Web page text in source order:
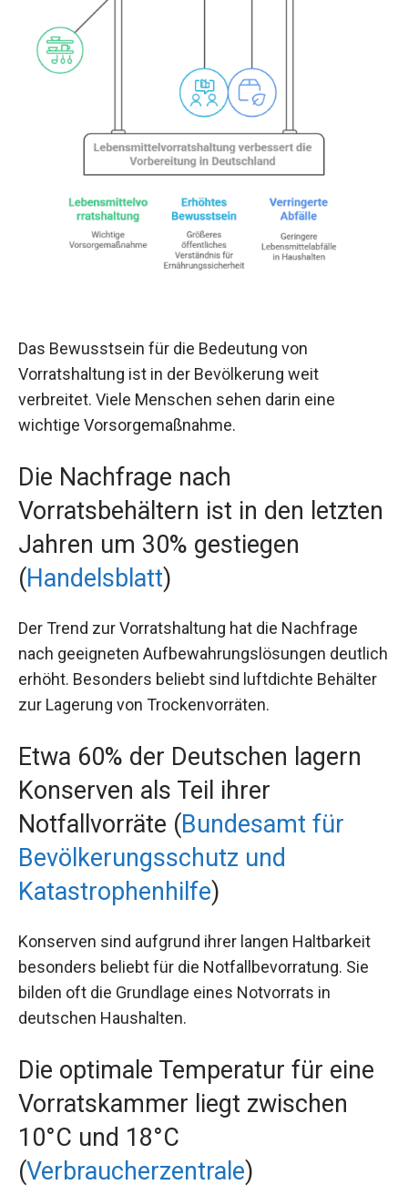
Das Bewusstsein für die Bedeutung von
Vorratshaltung ist in der Bevölkerung weit
verbreitet. Viele Menschen sehen darin eine
wichtige Vorsorgemaßnahme.
Die Nachfrage nach
Vorratsbehältern ist in den letzten
Jahren um 30% gestiegen
(Handelsblatt)
Der Trend zur Vorratshaltung hat die Nachfrage
nach geeigneten Aufbewahrungslösungen deutlich
erhöht. Besonders beliebt sind luftdichte Behälter
zur Lagerung von Trockenvorräten.
Etwa 60% der Deutschen lagern
Konserven als Teil ihrer
Notfallvorräte (Bundesamt für
Bevölkerungsschutz und
Katastrophenhilfe)
Konserven sind aufgrund ihrer langen Haltbarkeit
besonders beliebt für die Notfallbevorratung. Sie
bilden oft die Grundlage eines Notvorrats in
deutschen Haushalten.
Die optimale Temperatur für eine
Vorratskammer liegt zwischen
10°C und 18°C
(Verbraucherzentrale)